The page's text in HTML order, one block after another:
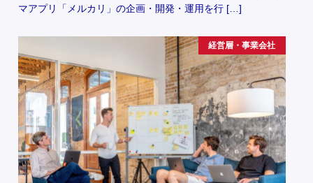
マアプリ「メルカリ」の企画・開発・運用を行 […]
経営層・事業会社